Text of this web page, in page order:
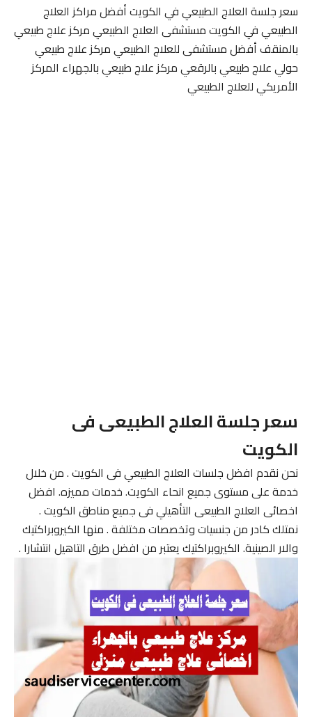
سعر جلسة العلاج الطبيعي في الكويت أفضل مراكز العلاج
الطبيعي في الكويت مستشفى العلاج الطبيعي مركز علاج طبيعي
بالمنقف أفضل مستشفى للعلاج الطبيعي مركز علاج طبيعي
حولي علاج طبيعي بالرقعي مركز علاج طبيعي بالجهراء المركز
الأمريكي للعلاج الطبيعي
سعر جلسة العلاج الطبيعى فى
الكويت
نحن نقدم افضل جلسات العلاج الطبيعي فى الكويت . من خلال
خدمة على مستوى جميع انحاء الكويت. خدمات مميزه. افضل
اخصائى العلاج الطبيعى التأهيلي فى جميع مناطق الكويت .
نمتلك كادر من جنسيات وتخصصات مختلفة . منها الكيروبراكتيك
والار الصينية. الكيروبراكتيك يعتبر من افضل طرق التاهيل انتشارا .